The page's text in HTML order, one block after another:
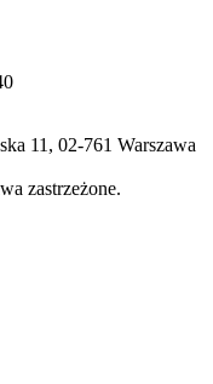
11, 02-761 Warszawa
zastrzeżone.